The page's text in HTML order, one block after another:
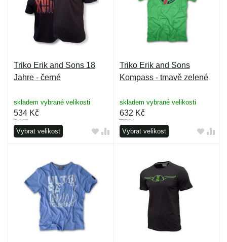
Triko Erik and Sons 18
Jahre - černé
skladem vybrané velikosti
534 Kč
Vybrat velikost
Triko Erik and Sons
Kompass - tmavě zelené
skladem vybrané velikosti
632 Kč
Vybrat velikost